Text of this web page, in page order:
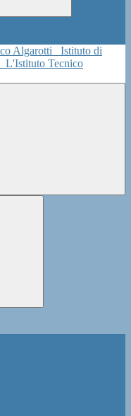
Istituto di
L'Istituto Tecnico